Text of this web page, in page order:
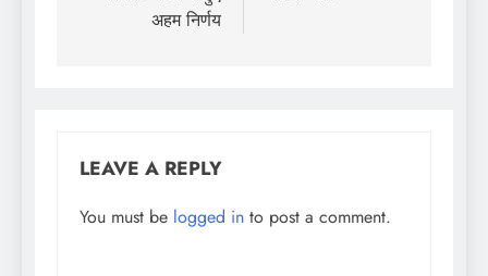
अहम निर्णय
LEAVE A REPLY
You must be logged in to post a comment.